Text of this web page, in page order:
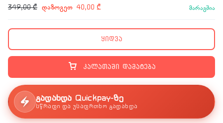
349,00₾ დაზოგეთ 40,00 ₾ მარაგშია
კალათაში დამატება
ყიდვა
გადახდა Quickpay-ზე
სწრაფი და უსაფრთხო გადახდა